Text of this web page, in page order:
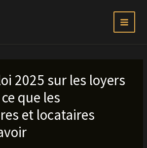
2025 sur les loyers
que les
et locataires